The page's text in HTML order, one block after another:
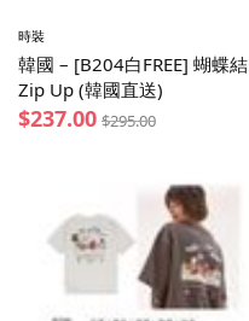
時裝
韓國 – [B204白FREE] 蝴蝶結
Zip Up (韓國直送)
$237.00 $295.00